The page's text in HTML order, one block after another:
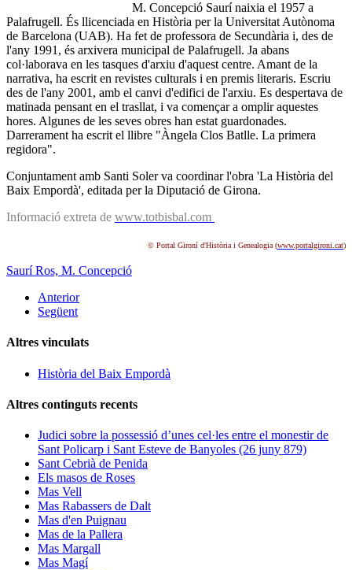
M. Concepció Saurí naixia el 1957 a
Palafrugell. És llicenciada en Història per la Universitat Autònoma
de Barcelona (UAB). Ha fet de professora de Secundària i, des de
l'any 1991, és arxivera municipal de Palafrugell. Ja abans
col·laborava en les tasques d'arxiu d'aquest centre. Amant de la
narrativa, ha escrit en revistes culturals i en premis literaris. Escriu
des de l'any 2001, amb el canvi d'edifici de l'arxiu. Es despertava de
matinada pensant en el trasllat, i va començar a omplir aquestes
hores. Algunes de les seves obres han estat guardonades.
Darrerament ha escrit el llibre "Àngela Clos Batlle. La primera
regidora".
Conjuntament amb Santi Soler va coordinar l'obra 'La Història del
Baix Empordà', editada per la Diputació de Girona.
Informació extreta de www.totbisbal.com
© Portal Gironí d'Història i Genealogia (www.portalgironi.cat)
Saurí Ros, M. Concepció
Anterior
Següent
Altres vinculats
Història del Baix Empordà
Altres continguts recents
Judici sobre la possessió d’unes cel·les entre el monestir de
Sant Policarp i Sant Esteve de Banyoles (26 juny 879)
Sant Cebrià de Penida
Els masos de Roses
Mas Vell
Mas Rabassers de Dalt
Mas d'en Puignau
Mas de la Pallera
Mas Margall
Mas Magí